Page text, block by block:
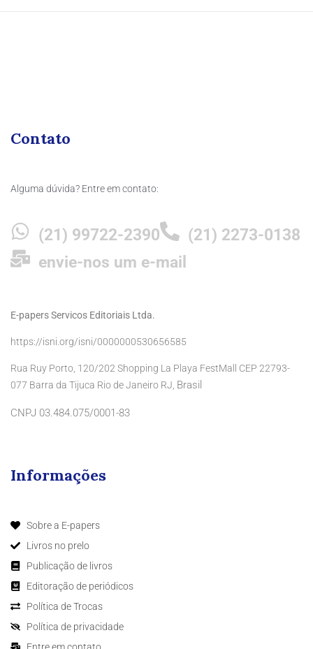
Contato
Alguma dúvida? Entre em contato:
(21) 99722-2390
(21) 2273-0138
envie-nos um e-mail
E-papers Servicos Editoriais Ltda.
https://isni.org/isni/0000000530656585
Rua Ruy Porto, 120/202 Shopping La Playa FestMall CEP 22793-
077 Barra da Tijuca Rio de Janeiro RJ, Brasil
CNPJ 03.484.075/0001-83
Informações
Sobre a E-papers
Livros no prelo
Publicação de livros
Editoração de periódicos
Política de Trocas
Política de privacidade